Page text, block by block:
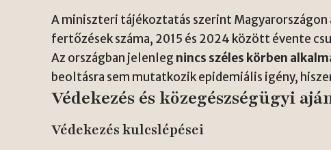
A miniszteri tájékoztatás szerint Magyarországon
fertőzések száma, 2015 és 2024 között évente
Az országban jelenleg nincs széles körben
beoltásra sem mutatkozik epidemiális igény,
Védekezés és közegészségügyi
Védekezés kulcslépései